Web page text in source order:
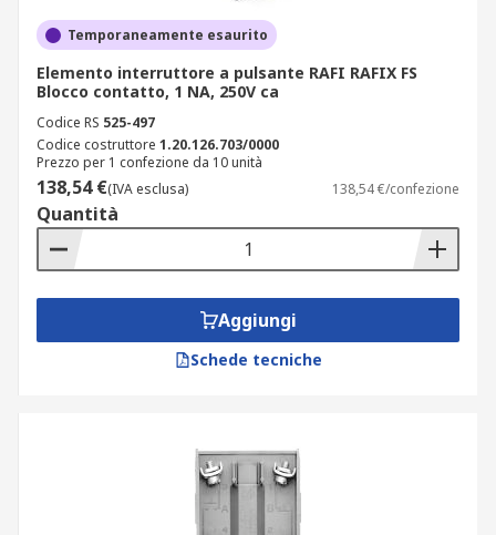
Temporaneamente esaurito
Elemento interruttore a pulsante RAFI RAFIX FS
Blocco contatto, 1 NA, 250V ca
Codice RS 525-497
Codice costruttore 1.20.126.703/0000
Prezzo per 1 confezione da 10 unità
138,54 €(IVA esclusa) 138,54 €/confezione
Quantità
Aggiungi
Schede tecniche